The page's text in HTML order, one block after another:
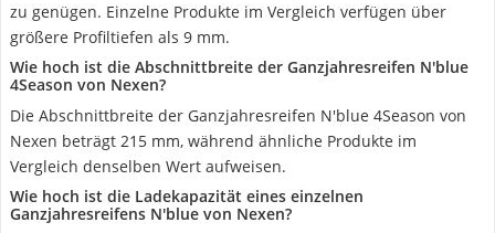
zu genügen. Einzelne Produkte im Vergleich verfügen über
größere Profiltiefen als 9 mm.
Wie hoch ist die Abschnittbreite der Ganzjahresreifen N'blue
4Season von Nexen?
Die Abschnittbreite der Ganzjahresreifen N'blue 4Season von
Nexen beträgt 215 mm, während ähnliche Produkte im
Vergleich denselben Wert aufweisen.
Wie hoch ist die Ladekapazität eines einzelnen
Ganzjahresreifens N'blue von Nexen?